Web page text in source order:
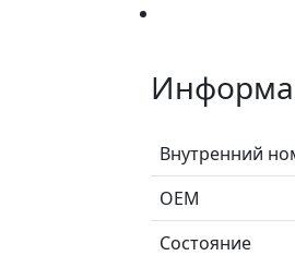
Внутренний
ОЕМ
Состояние